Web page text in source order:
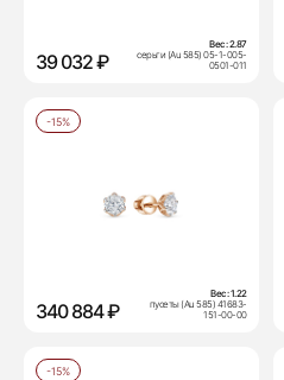
39 032 ₽
Вес:2.87
серьги (Au 585) 05-1-005-
0501-011
-15%
340 884 ₽
Вес:1.22
пусеты (Au 585) 41683-
151-00-00
-15%